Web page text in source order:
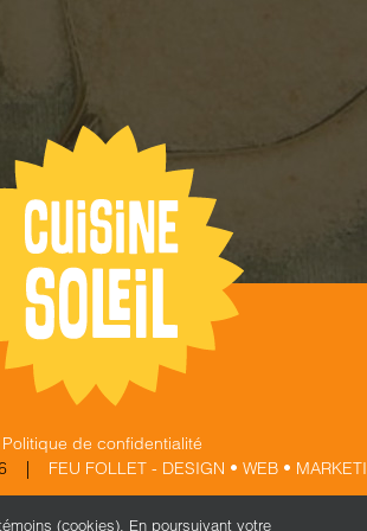
Politique de confidentialité
| FEU FOLLET - DESIGN • WEB •
(cookies). En poursuivant votre